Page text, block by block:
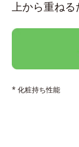
上から重ねる
* 化粧持ち性能